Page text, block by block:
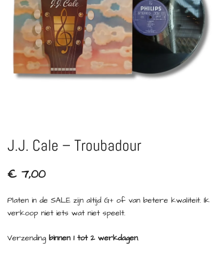
J.J. Cale – Troubadour
€7,00
Platen in de SALE zijn altijd G+ of van betere kwaliteit. Ik
verkoop niet iets wat niet speelt.
Verzending binnen 1 tot 2 werkdagen.